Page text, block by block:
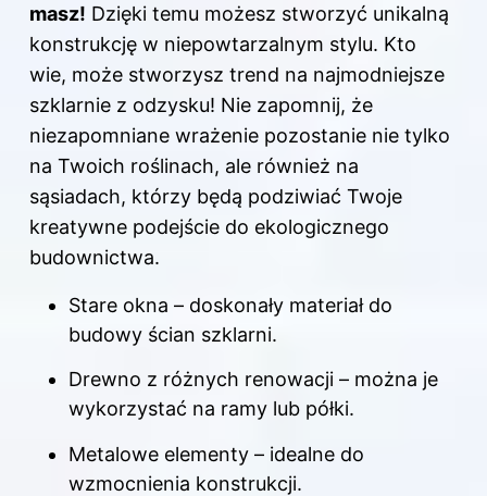
masz! Dzięki temu możesz stworzyć unikalną
konstrukcję w niepowtarzalnym stylu. Kto
wie, może stworzysz trend na najmodniejsze
szklarnie z odzysku! Nie zapomnij, że
niezapomniane wrażenie pozostanie nie tylko
na Twoich roślinach, ale również na
sąsiadach, którzy będą podziwiać Twoje
kreatywne podejście do ekologicznego
budownictwa.
Stare okna – doskonały materiał do
budowy ścian szklarni.
Drewno z różnych renowacji – można je
wykorzystać na ramy lub półki.
Metalowe elementy – idealne do
wzmocnienia konstrukcji.